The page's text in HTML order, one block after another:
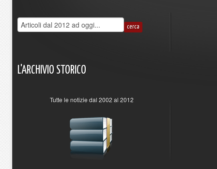
L'ARCHIVIO STORICO
Tutte le notizie dal 2002 al 2012